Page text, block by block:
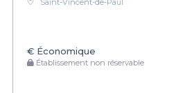
Saint-Vincent-de-Paul
€ Économique
Établissement non réservable